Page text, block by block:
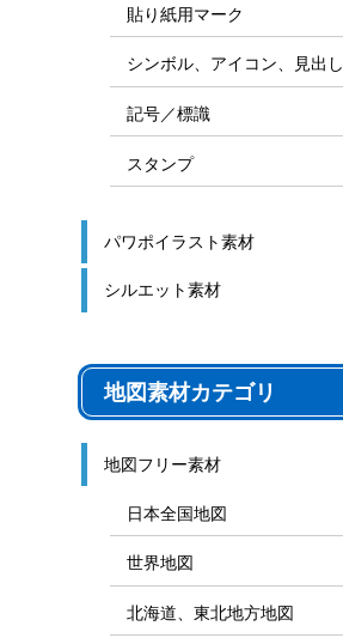
貼り紙用マーク
シンボル、アイコン、見出し
記号／標識
スタンプ
パワポイラスト素材
シルエット素材
地図素材カテゴリ
地図フリー素材
日本全国地図
世界地図
北海道、東北地方地図